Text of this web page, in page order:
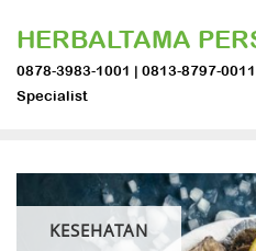
content
HERBALTAMA
0878-3983-1001 | 0813-8797-
Specialist
KESEHATAN